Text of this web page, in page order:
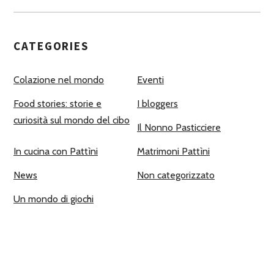
CATEGORIES
Colazione nel mondo Eventi
Food stories: storie e
curiosità sul mondo del cibo
I bloggers
Il Nonno Pasticciere
In cucina con Pattìni Matrimoni Pattìni
News Non categorizzato
Un mondo di giochi